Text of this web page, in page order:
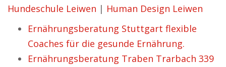
Hundeschule Leiwen | Human Design Leiwen
Ernährungsberatung Stuttgart flexible
Coaches für die gesunde Ernährung.
Ernährungsberatung Traben Trarbach 339